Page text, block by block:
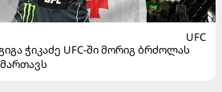
UFC
ჭიკაძე UFC-ში მორიგ ბრძოლას